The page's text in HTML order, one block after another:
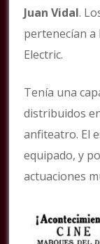
Juan Vidal.
pertenecían
Electric.
Tenía una
distribuidos
anfiteatro. El
equipado, y
actuaciones